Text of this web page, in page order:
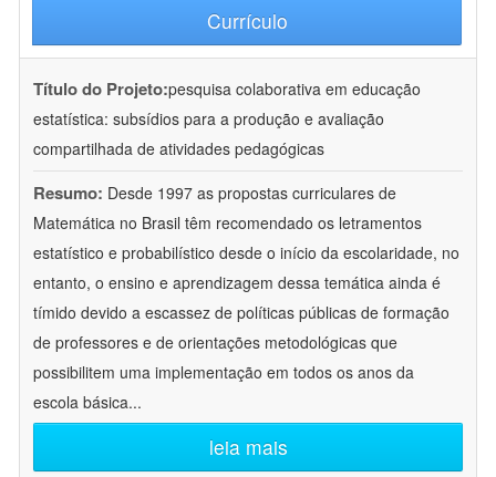
Currículo
Título do Projeto:pesquisa colaborativa em educação
estatística: subsídios para a produção e avaliação
compartilhada de atividades pedagógicas
Resumo: Desde 1997 as propostas curriculares de
Matemática no Brasil têm recomendado os letramentos
estatístico e probabilístico desde o início da escolaridade, no
entanto, o ensino e aprendizagem dessa temática ainda é
tímido devido a escassez de políticas públicas de formação
de professores e de orientações metodológicas que
possibilitem uma implementação em todos os anos da
escola básica...
leia mais